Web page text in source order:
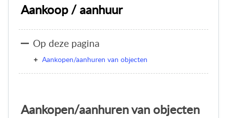
Aankoop / aanhuur
Op deze pagina
Aankopen/aanhuren van objecten
Aankopen/aanhuren van objecten